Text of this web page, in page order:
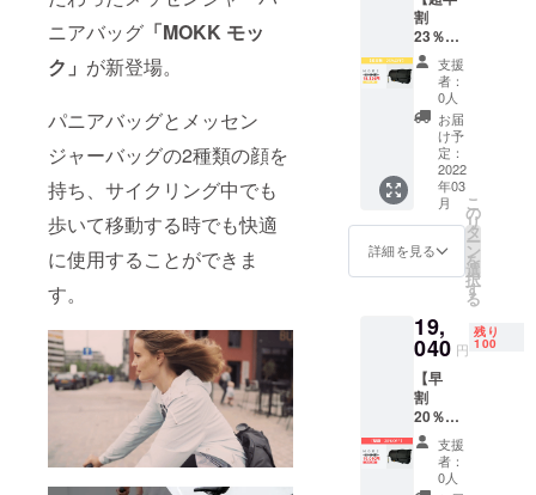
ニアバッグ 「MOKK モッ
ク」 が新登場。
パニアバッグとメッセン
ジャーバッグの2種類の顔を
持ち、サイクリング中でも
歩いて移動する時でも快適
に使用することができま
す。
F ※リ
ターン
価格は
税込・
送料無
料にな
りま
す。 ※
デザイ
ン・仕
様は変
更にな
る可能
了承く
ださ
い。 ※
ご注文
状況、
使用部
材の供
給状
況、製
割
23％OF
F】100
名限定
【MOK
K モッ
ク】1個
MOKK
×1点
［一般
販売予
定価格
23,800
円］ ※
売予定
価格か
ら
23％OF
F ※リ
ターン
価格は
税込・
送料無
支援
者：
0人
お届
け予
定：
2022
年03
月
詳細を見る
こ
の
リ
タ
ー
ン
を
選
択
す
る
19,
040 円
残り
100
【早
割
20％OF
F】100
名限定
【MOK
支援
者：
0人